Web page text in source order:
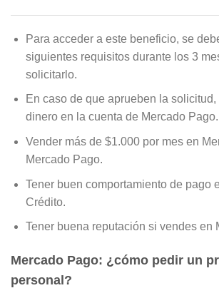
Para acceder a este beneficio, se
siguientes requisitos durante los 3
solicitarlo.
En caso de que aprueben la solicitud,
dinero en la cuenta de Mercado Pago.
Vender más de $1.000 por mes en
Mercado Pago.
Tener buen comportamiento de pago
Crédito.
Tener buena reputación si vendes en
Mercado Pago: ¿cómo pedir un
personal?